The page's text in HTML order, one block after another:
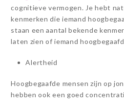
cognitieve vermogen. Je hebt
kenmerken die iemand
staan een aantal bekende
laten zien of iemand
Alertheid
Hoogbegaafde mensen zijn op
hebben ook een goed